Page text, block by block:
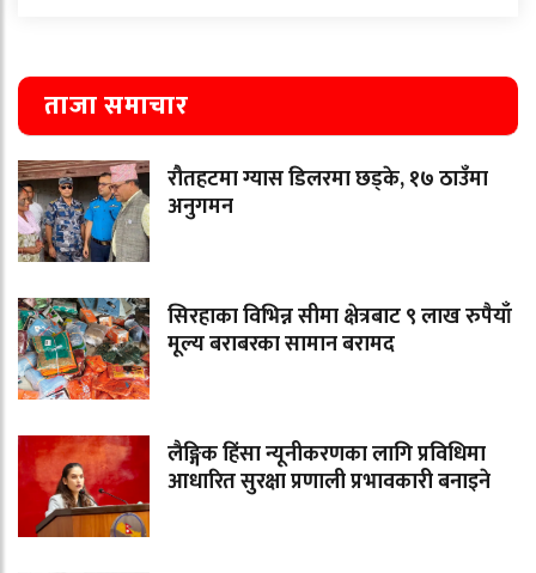
ताजा समाचार
रौतहटमा ग्यास डिलरमा छड्के, १७ ठाउँमा
अनुगमन
सिरहाका विभिन्न सीमा क्षेत्रबाट ९ लाख रुपैयाँ
मूल्य बराबरका सामान बरामद
लैङ्गिक हिंसा न्यूनीकरणका लागि प्रविधिमा
आधारित सुरक्षा प्रणाली प्रभावकारी बनाइने